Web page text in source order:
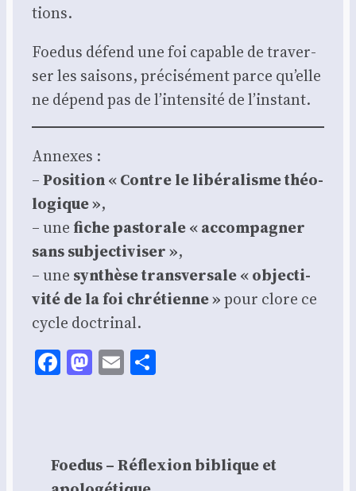
tions.
Foe­dus défend une foi capable de tra­ver­
ser les sai­sons, pré­ci­sé­ment parce qu’elle
ne dépend pas de l’intensité de l’instant.
Annexes :
–Posi­tion « Contre le libé­ra­lisme théo­
lo­gique »,
– unefiche pas­to­rale « accom­pa­gner
sans sub­jec­ti­vi­ser »,
– une syn­thèse trans­ver­sale « objec­ti­
vi­té de la foi chré­tienne »pour clore ce
cycle doc­tri­nal.
Facebook
Mastodon
Email
Foedus – Réflexion biblique et